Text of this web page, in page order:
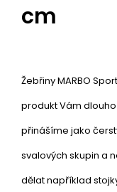
cm
Žebřiny MARBO
produkt Vám
přinášíme jako
svalových skupin a
dělat například